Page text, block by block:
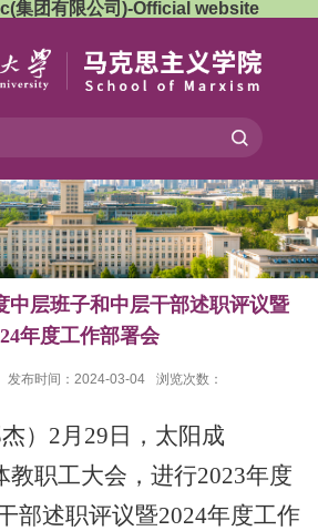
集团有限公司)-Official website
中层班子和中层干部述职评议暨
年度工作部署会
发布时间：2024-03-04 浏览次数：
杰）2月29日，太阳成
教职工大会，进行2023年度
部述职评议暨2024年度工作